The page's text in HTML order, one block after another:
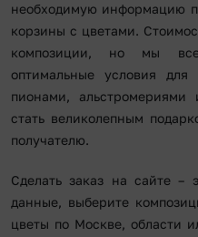
необходимую информацию
корзины с цветами.
композиции, но мы
оптимальные условия
пионами,
стать великолепным
получателю.
Сделать заказ на сайте –
данные, выберите
цветы по Москве, области